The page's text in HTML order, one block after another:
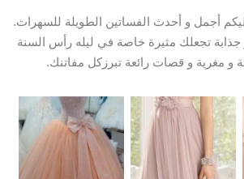
أجمل و أحدث الفساتين الطويلة للسهرات.
جميلة و جذابة تجعلك مثيرة خاصة في ليله رأس السنة